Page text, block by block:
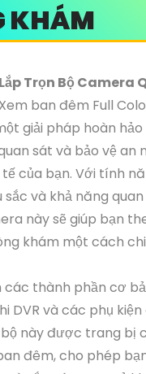
KHÁM
Lắp Trọn Bộ Camera
Xem ban đêm Full
giải pháp hoàn
sát và bảo vệ an
của bạn. Với tính
và khả năng
này sẽ giúp bạn
khám một cách
các thành phần cơ
DVR và các phụ
này được trang bị
đêm, cho phép